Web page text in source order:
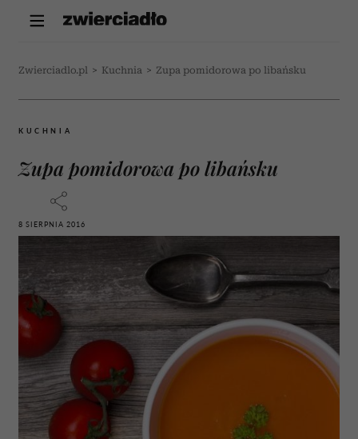
Zwierciadlo.pl > Kuchnia > Zupa pomidorowa po libańsku
KUCHNIA
Zupa pomidorowa po libańsku
8 SIERPNIA 2016